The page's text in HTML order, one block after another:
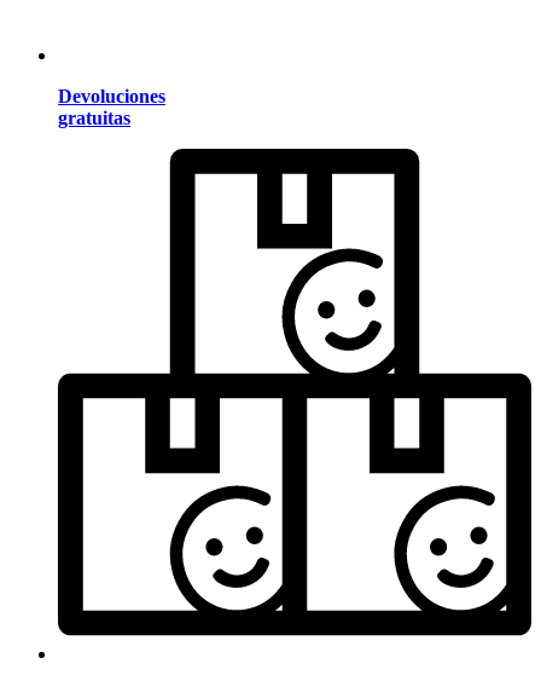
Devoluciones
gratuitas